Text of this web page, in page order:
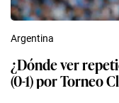
Argentina
¿Dónde ver
(0-1) por Torneo